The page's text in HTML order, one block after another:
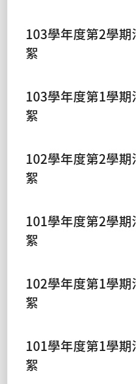
103學年度第2學期
絮
103學年度第1學期
絮
102學年度第2學期
絮
101學年度第2學期
絮
102學年度第1學期
絮
101學年度第1學期
絮